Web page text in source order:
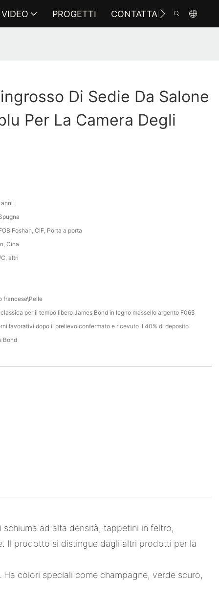
VIDEO PROGETTI CONTATTARCI
Di Sedie Da Salone
Per La Camera Degli
Foshan, CIF, Porta a porta
Cina
altri
francese\Pelle
per il tempo libero James Bond in legno massello argento F065
lavorativi dopo il prelievo confermato e ricevuto il 40% di deposito
Bond
ad alta densità, tappetini in feltro,
Il prodotto si distingue dagli altri prodotti per la
colori speciali come champagne, verde scuro,